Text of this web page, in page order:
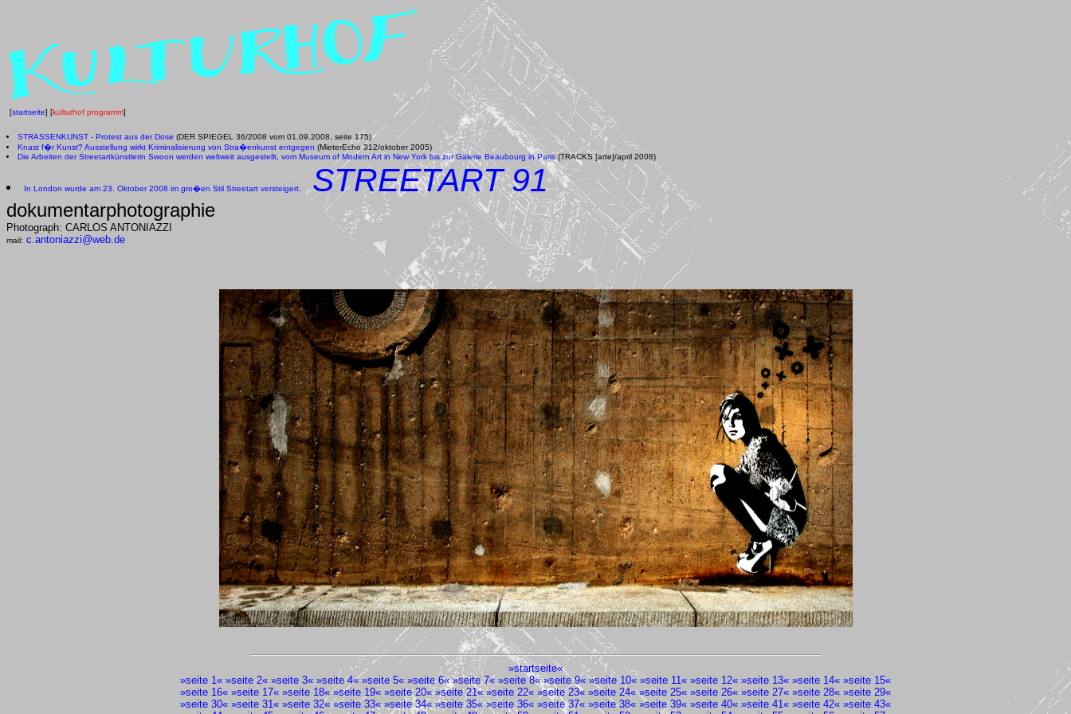
[startseite] [kulturhof programm]
STRASSENKUNST - Protest aus der Dose (DER SPIEGEL 36/2008 vom 01.09.2008, seite 175)
Knast f�r Kunst? Ausstellung wirkt Kriminalisierung von Stra�enkunst entgegen (MieterEcho 312/oktober 2005)
Die Arbeiten der Streetartkünstlerin Swoon werden weltweit ausgestellt, vom Museum of Modern Art in New York bis zur Galerie Beaubourg in Paris (TRACKS [arte]/april 2008)
In London wurde am 23. Oktober 2008 im gro�en Stil Streetart versteigert. STREETART 91
dokumentarphotographie
Photograph: CARLOS ANTONIAZZI
mail: c.antoniazzi@web.de
»startseite«
»seite 1« »seite 2« »seite 3« »seite 4« »seite 5« »seite 6« »seite 7« »seite 8« »seite 9« »seite 10« »seite 11« »seite 12« »seite 13« »seite 14« »seite 15«
»seite 16« »seite 17« »seite 18« »seite 19« »seite 20« »seite 21« »seite 22« »seite 23« »seite 24« »seite 25« »seite 26« »seite 27« »seite 28« »seite 29«
»seite 30« »seite 31« »seite 32« »seite 33« »seite 34« »seite 35« »seite 36« »seite 37« »seite 38« »seite 39« »seite 40« »seite 41« »seite 42« »seite 43«